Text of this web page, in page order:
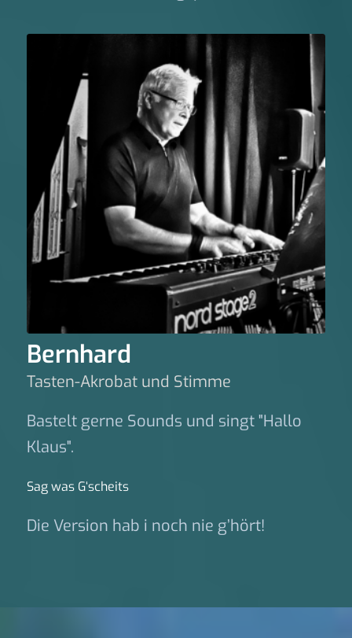
Bernhard
Tasten-Akrobat und Stimme
Bastelt gerne Sounds und singt "Hallo
Klaus".
Sag was G‘scheits
Die Version hab i noch nie g’hört!